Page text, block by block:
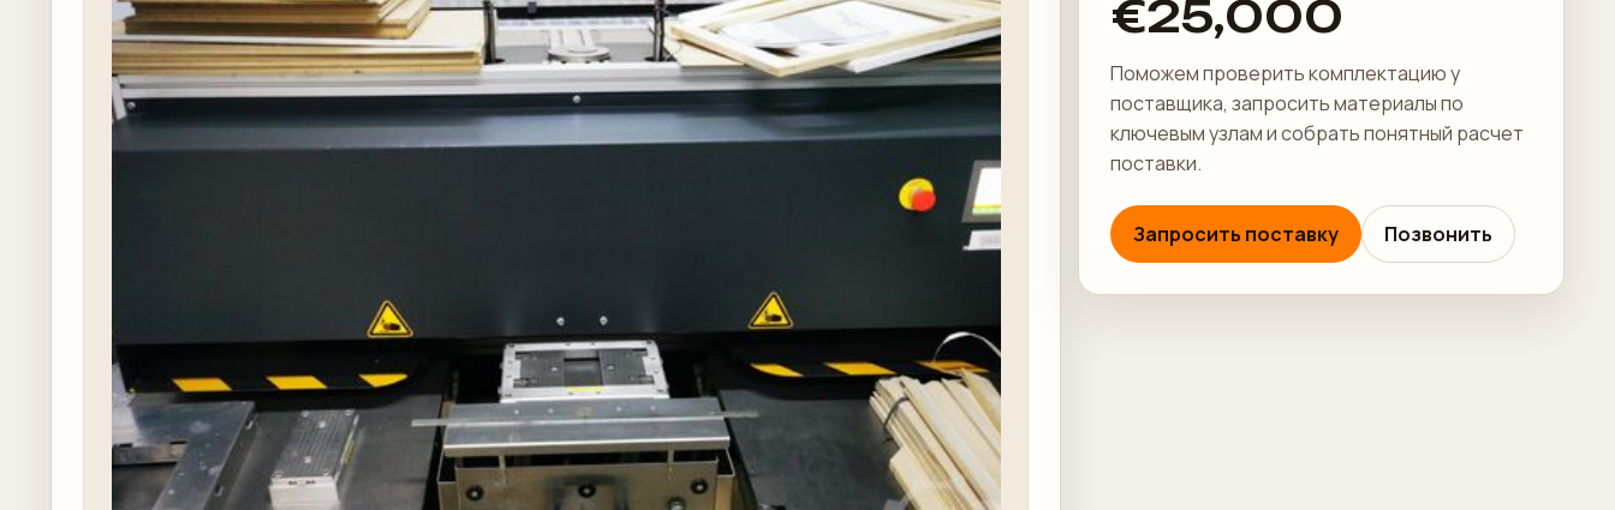
€25,000
Поможем проверить комплектацию у
поставщика, запросить материалы по
ключевым узлам и собрать понятный расчет
поставки.
Запросить поставку Позвонить